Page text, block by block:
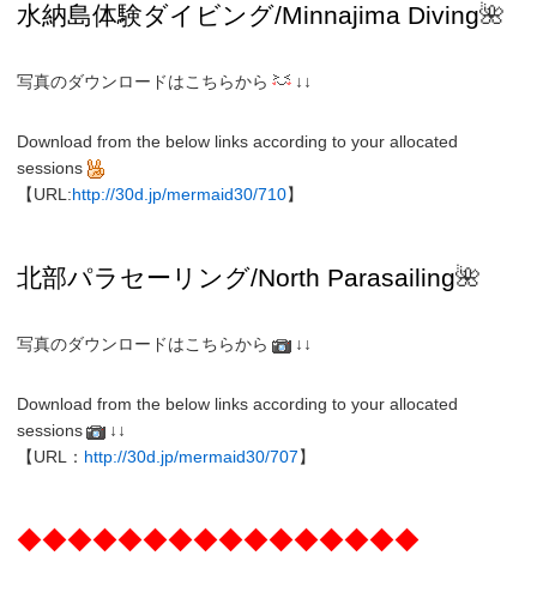
水納島体験ダイビング/Minnajima Diving🌺
写真のダウンロードはこちらから ↓↓
Download from the below links according to your allocated
sessions
【URL:http://30d.jp/mermaid30/710】
北部パラセーリング/North Parasailing🌺
写真のダウンロードはこちらから ↓↓
Download from the below links according to your allocated
sessions
↓↓
【URL： http://30d.jp/mermaid30/707】
◆◆◆◆◆◆◆◆◆◆◆◆◆◆◆◆